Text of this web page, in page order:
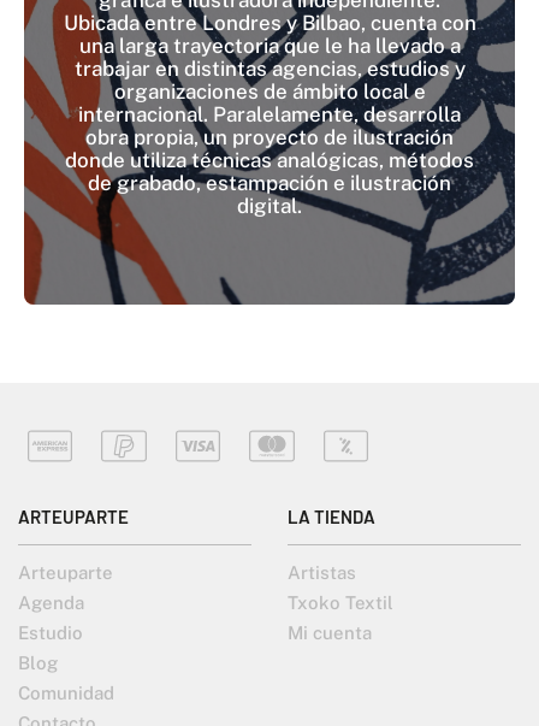
Ubicada entre Londres y Bilbao, cuenta con
una larga trayectoria que le ha llevado a
trabajar en distintas agencias, estudios y
organizaciones de ámbito local e
internacional. Paralelamente, desarrolla
obra propia, un proyecto de ilustración
donde utiliza técnicas analógicas, métodos
de grabado, estampación e ilustración
digital.
ARTEUPARTE
Arteuparte
Agenda
Estudio
Blog
Comunidad
LA TIENDA
Artistas
Txoko Textil
Mi cuenta